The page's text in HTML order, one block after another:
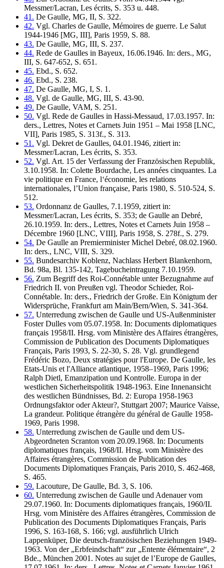
Messmer/Lacran, Les écrits, S. 353 u. 448.
41. De Gaulle, MG, II, S. 322.
42. Vgl. Charles de Gaulle, Mémoires de guerre. Le Salut
1944-1946 [MG, III], Paris 1959, S. 88.
43. De Gaulle, MG, III, S. 237.
44. Rede de Gaulles in Bayeux, 16.06.1946. In: ders., MG,
III, S. 647-652, S. 651.
45. Ebd., S. 652.
46. Ebd., S. 238.
47. De Gaulle, MG, I, S. 1.
48. Vgl. de Gaulle, MG, III, S. 43-90.
49. De Gaulle, VAM, S. 251.
50. Vgl. Rede de Gaulles in Hassi-Messaud, 17.03.1957. In:
ders., Lettres, Notes et Carnets Juin 1951 – Mai 1958 [LNC,
VII], Paris 1985, S. 313f., S. 313.
51. Vgl. Dekret de Gaulles, 04.01.1946, zitiert in:
Messmer/Lacran, Les écrits, S. 353.
52. Vgl. Art. 15 der Verfassung der Französischen Republik,
3.10.1958. In: Colette Bourdache, Les années cinquantes. La
vie politique en France, l‘économie, les relations
internationales, l’Union française, Paris 1980, S. 510-524, S.
512.
53. Ordonnanz de Gaulles, 7.1.1959, zitiert in:
Messmer/Lacran, Les écrits, S. 353; de Gaulle an Debré,
26.10.1959. In: ders., Lettres, Notes et Carnets Juin 1958 –
Décembre 1960 [LNC, VIII], Paris 1958, S. 278f., S. 279.
54. De Gaulle an Premierminister Michel Debré, 08.02.1960.
In: ders., LNC, VIII, S. 329.
55. Bundesarchiv Koblenz, Nachlass Herbert Blankenhorn,
Bd. 98a, Bl. 135-142, Tagebucheintragung 7.10.1959.
56. Zum Begriff des Roi-Connétable unter Bezugnahme auf
Friedrich II. von Preußen vgl. Theodor Schieder, Roi-
Connétable. In: ders., Friedrich der Große. Ein Königtum der
Widersprüche, Frankfurt am Main/Bern/Wien, S. 341-364.
57. Unterredung zwischen de Gaulle und US-Außenminister
Foster Dulles vom 05.07.1958. In: Documents diplomatiques
français 1958/II. Hrsg. vom Ministère des Affaires étrangères,
Commission de Publication des Documents Diplomatiques
Français, Paris 1993, S. 22-30, S. 28. Vgl. grundlegend
Frédéric Bozo, Deux stratégies pour l'Europe. De Gaulle, les
Etats-Unis et l'Alliance atlantique, 1958–1969, Paris 1996;
Ralph Dietl, Emanzipation und Kontrolle. Europa in der
westlichen Sicherheitspolitik 1948-1963. Eine Innenansicht
des westlichen Bündnisses, Bd. 2: Europa 1958-1963
Ordnungsfaktor oder Akteur?, Stuttgart 2007; Maurice Vaïsse,
La grandeur. Politique étrangère du général de Gaulle 1958-
1969, Paris 1998.
58. Unterredung zwischen de Gaulle und dem US-
Abgeordneten Scranton vom 20.09.1968. In: Documents
diplomatiques français, 1968/II. Hrsg. vom Ministère des
Affaires étrangères, Commission de Publication des
Documents Diplomatiques Français, Paris 2010, S. 462-468,
S. 465.
59. Lacouture, De Gaulle, Bd. 3, S. 106.
60. Unterredung zwischen de Gaulle und Adenauer vom
29.07.1960. In: Documents diplomatiques français, 1960/II.
Hrsg. vom Ministère des Affaires étrangères, Commission de
Publication des Documents Diplomatiques Français, Paris
1996, S. 163-168, S. 166; vgl. ausführlich Ulrich
Lappenküper, Die deutsch-französischen Beziehungen 1949-
1963. Von der „Erbfeindschaft“ zur „Entente élémentaire“, 2
Bde., München 2001. Notes au sujet de l’Europe de Gaulles,